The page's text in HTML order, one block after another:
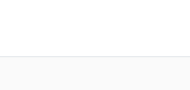
خاص می باشد که اقامتی لوکس را